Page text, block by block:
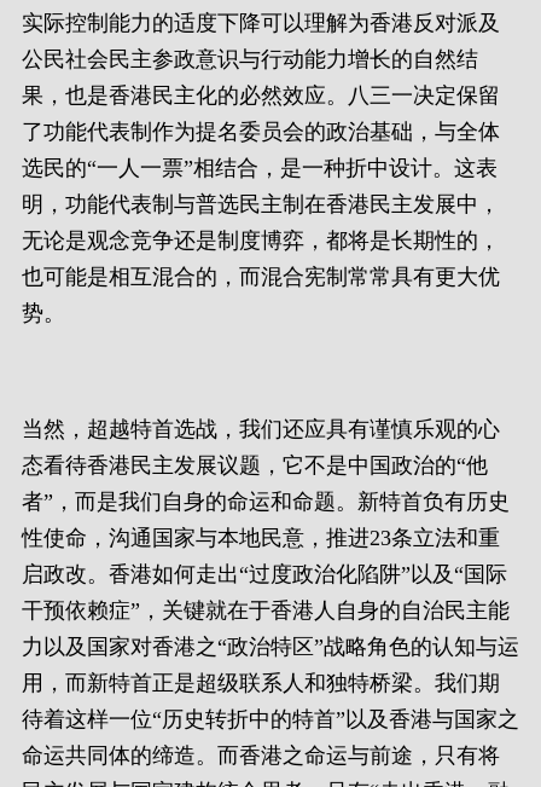
实际控制能力的适度下降可以理解为香港反对派及
公民社会民主参政意识与行动能力增长的自然结
果，也是香港民主化的必然效应。八三一决定保留
了功能代表制作为提名委员会的政治基础，与全体
选民的“一人一票”相结合，是一种折中设计。这表
明，功能代表制与普选民主制在香港民主发展中，
无论是观念竞争还是制度博弈，都将是长期性的，
也可能是相互混合的，而混合宪制常常具有更大优
势。
当然，超越特首选战，我们还应具有谨慎乐观的心
态看待香港民主发展议题，它不是中国政治的“他
者”，而是我们自身的命运和命题。新特首负有历史
性使命，沟通国家与本地民意，推进23条立法和重
启政改。香港如何走出“过度政治化陷阱”以及“国际
干预依赖症”，关键就在于香港人自身的自治民主能
力以及国家对香港之“政治特区”战略角色的认知与运
用，而新特首正是超级联系人和独特桥梁。我们期
待着这样一位“历史转折中的特首”以及香港与国家之
命运共同体的缔造。而香港之命运与前途，只有将